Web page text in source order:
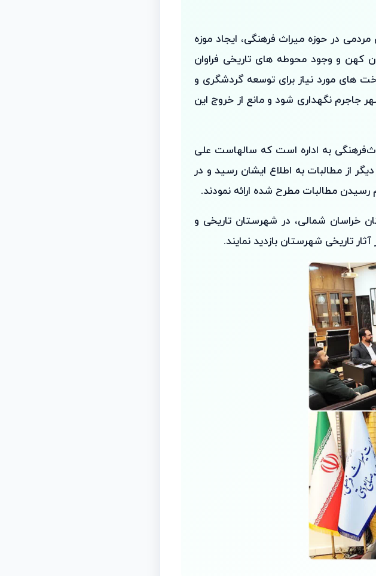
در حوزه میراث فرهنگی، ایجاد موزه
کهن و وجود محوطه های تاریخی فراوان
های مورد نیاز برای توسعه گردشگری و
جاجرم نگهداری شود و مانع از خروج این
به اداره است که سالهاست علی
از مطالبات به اطلاع ایشان رسید و در
رسیدن مطالبات مطرح شده ارائه نمودند.
خراسان شمالی، در شهرستان تاریخی و
تاریخی شهرستان بازدید نمایند.